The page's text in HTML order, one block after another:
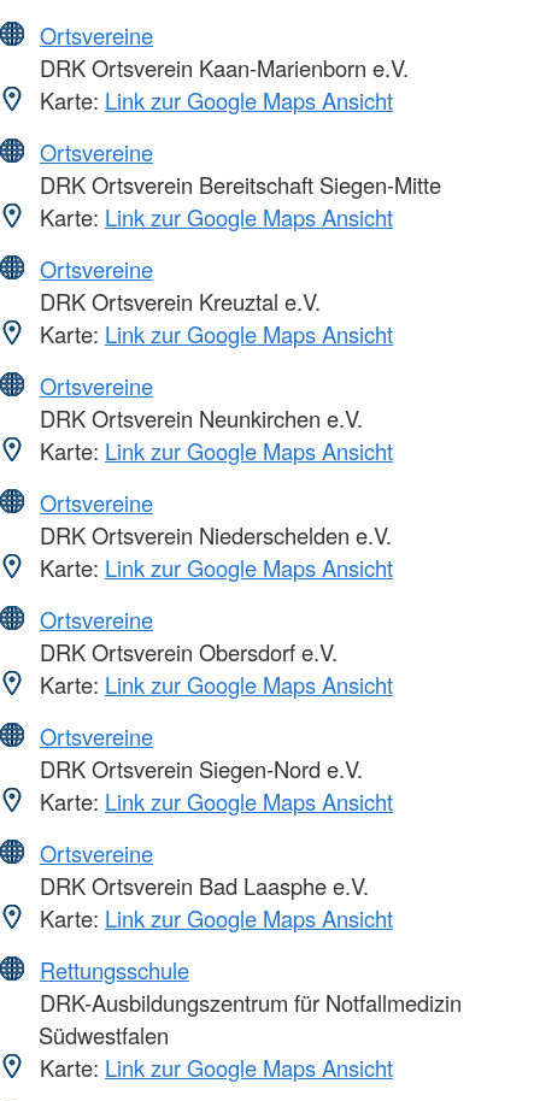
Ortsvereine
DRK Ortsverein Kaan-Marienborn e.V.
Karte: Link zur Google Maps Ansicht
Ortsvereine
DRK Ortsverein Bereitschaft Siegen-Mitte
Karte: Link zur Google Maps Ansicht
Ortsvereine
DRK Ortsverein Kreuztal e.V.
Karte: Link zur Google Maps Ansicht
Ortsvereine
DRK Ortsverein Neunkirchen e.V.
Karte: Link zur Google Maps Ansicht
Ortsvereine
DRK Ortsverein Niederschelden e.V.
Karte: Link zur Google Maps Ansicht
Ortsvereine
DRK Ortsverein Obersdorf e.V.
Karte: Link zur Google Maps Ansicht
Ortsvereine
DRK Ortsverein Siegen-Nord e.V.
Karte: Link zur Google Maps Ansicht
Ortsvereine
DRK Ortsverein Bad Laasphe e.V.
Karte: Link zur Google Maps Ansicht
Rettungsschule
DRK-Ausbildungszentrum für Notfallmedizin
Südwestfalen
Karte: Link zur Google Maps Ansicht